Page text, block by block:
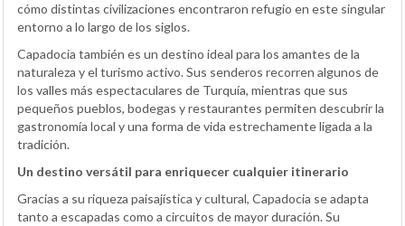
cómo distintas civilizaciones encontraron refugio en este singular
entorno a lo largo de los siglos.
Capadocia también es un destino ideal para los amantes de la
naturaleza y el turismo activo. Sus senderos recorren algunos de
los valles más espectaculares de Turquía, mientras que sus
pequeños pueblos, bodegas y restaurantes permiten descubrir la
gastronomía local y una forma de vida estrechamente ligada a la
tradición.
Un destino versátil para enriquecer cualquier itinerario
Gracias a su riqueza paisajística y cultural, Capadocia se adapta
tanto a escapadas como a circuitos de mayor duración. Su